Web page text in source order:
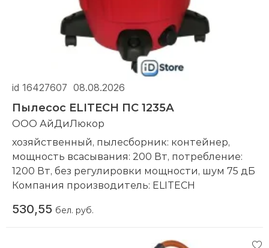
id 16427607 08.08.2026
Пылесос ELITECH ПС 1235А
ООО АйДиЛюкор
хозяйственный, пылесборник: контейнер,
мощность всасывания: 200 Вт, потребление:
1200 Вт, без регулировки мощности, шум 75 дБ
Компания производитель: ELITECH
530,55 бел. руб.